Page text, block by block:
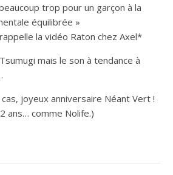
trop pour un garçon à la
équilibrée »
la vidéo Raton chez Axel*
mais le son à tendance à
joyeux anniversaire Néant Vert !
ans… comme Nolife.)